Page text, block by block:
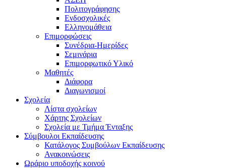
Πολιτογράφησης
Ενδοσχολικές
Ελληνομάθεια
Επιμορφώσεις
Συνέδρια-Ημερίδες
Σεμινάρια
Επιμορφωτικό Υλικό
Μαθητές
Διάφορα
Διαγωνισμοί
Σχολεία
Λίστα σχολείων
Χάρτης Σχολείων
Σχολεία με Τμήμα Ένταξης
Σύμβουλοι Εκπαίδευσης
Κατάλογος Συμβούλων Εκπαίδευσης
Ανακοινώσεις
Ωράριο υποδοχής κοινού